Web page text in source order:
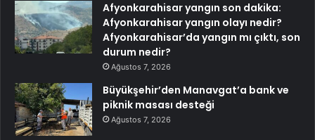
Afyonkarahisar yangın son dakika:
Afyonkarahisar yangın olayı nedir?
Afyonkarahisar’da yangın mı çıktı, son
durum nedir?
Ağustos 7, 2026
Büyükşehir’den Manavgat’a bank ve
piknik masası desteği
Ağustos 7, 2026